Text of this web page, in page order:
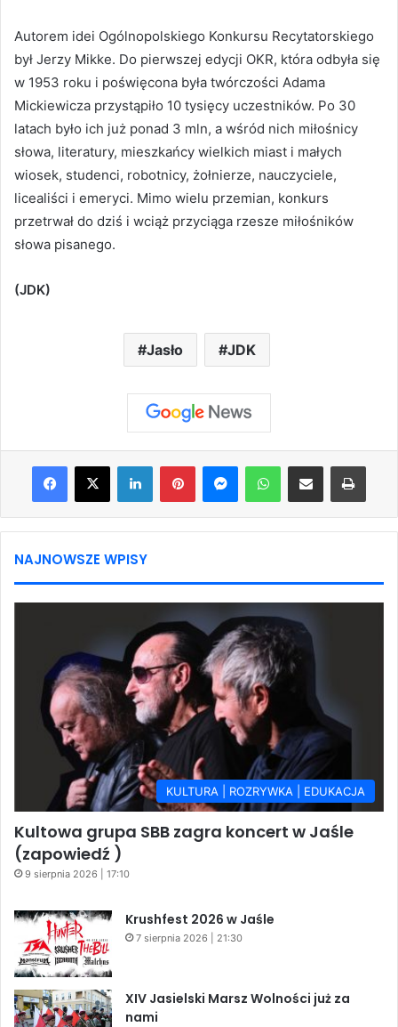
Autorem idei Ogólnopolskiego Konkursu Recytatorskiego
był Jerzy Mikke. Do pierwszej edycji OKR, która odbyła się
w 1953 roku i poświęcona była twórczości Adama
Mickiewicza przystąpiło 10 tysięcy uczestników. Po 30
latach było ich już ponad 3 mln, a wśród nich miłośnicy
słowa, literatury, mieszkańcy wielkich miast i małych
wiosek, studenci, robotnicy, żołnierze, nauczyciele,
licealiści i emeryci. Mimo wielu przemian, konkurs
przetrwał do dziś i wciąż przyciąga rzesze miłośników
słowa pisanego.
(JDK)
Jasło JDK
Facebook
X LinkedInPinterestMessengerWhatsAppShare via Email Print
NAJNOWSZE WPISY
KULTURA | ROZRYWKA | EDUKACJA
Kultowa grupa SBB zagra koncert w Jaśle
(zapowiedź )
9 sierpnia 2026 | 17:10
Krushfest 2026 w Jaśle
7 sierpnia 2026 | 21:30
XIV Jasielski Marsz Wolności już za
nami